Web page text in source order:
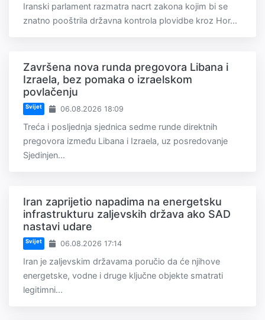
Iranski parlament razmatra nacrt zakona kojim bi se
znatno pooštrila državna kontrola plovidbe kroz Hor...
Završena nova runda pregovora Libana i
Izraela, bez pomaka o izraelskom
povlačenju
Svijet 06.08.2026 18:09
Treća i posljednja sjednica sedme runde direktnih
pregovora između Libana i Izraela, uz posredovanje
Sjedinjen...
Iran zaprijetio napadima na energetsku
infrastrukturu zaljevskih država ako SAD
nastavi udare
Svijet 06.08.2026 17:14
Iran je zaljevskim državama poručio da će njihove
energetske, vodne i druge ključne objekte smatrati
legitimni...